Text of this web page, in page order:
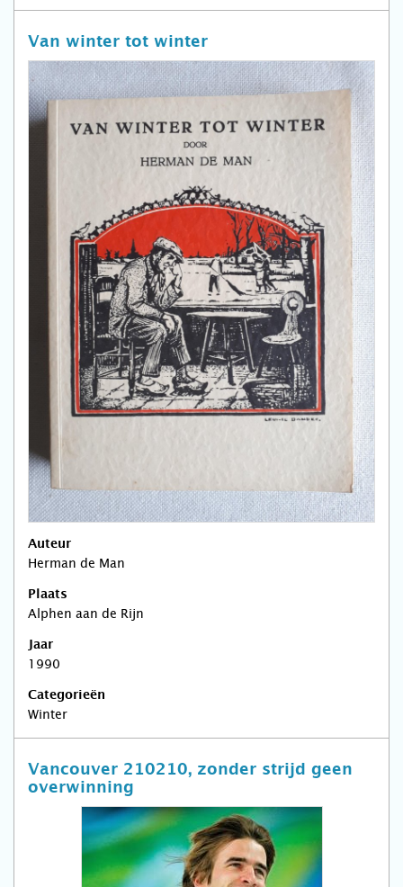
Van winter tot winter
Auteur
Herman de Man
Plaats
Alphen aan de Rijn
Jaar
1990
Categorieën
Winter
Vancouver 210210, zonder strijd geen
overwinning